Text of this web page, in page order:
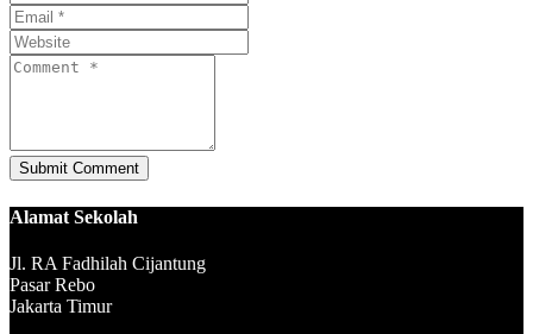
Alamat Sekolah
Jl. RA Fadhilah Cijantung
Pasar Rebo
Jakarta Timur